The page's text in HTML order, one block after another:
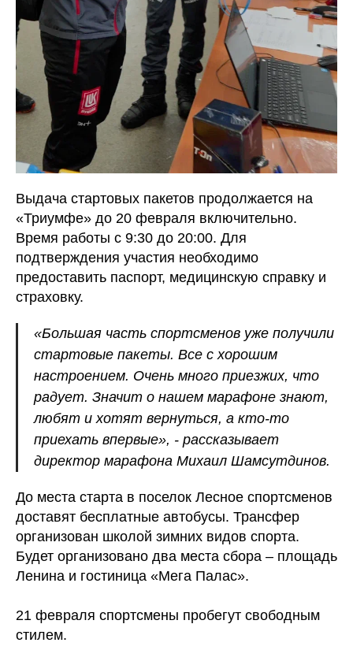
Выдача стартовых пакетов продолжается на
«Триумфе» до 20 февраля включительно.
Время работы с 9:30 до 20:00. Для
подтверждения участия необходимо
предоставить паспорт, медицинскую справку и
страховку.
«Большая часть спортсменов уже получили
стартовые пакеты. Все с хорошим
настроением. Очень много приезжих, что
радует. Значит о нашем марафоне знают,
любят и хотят вернуться, а кто-то
приехать впервые», - рассказывает
директор марафона Михаил Шамсутдинов.
До места старта в поселок Лесное спортсменов
доставят бесплатные автобусы. Трансфер
организован школой зимних видов спорта.
Будет организовано два места сбора – площадь
Ленина и гостиница «Мега Палас».
21 февраля спортсмены пробегут свободным
стилем.